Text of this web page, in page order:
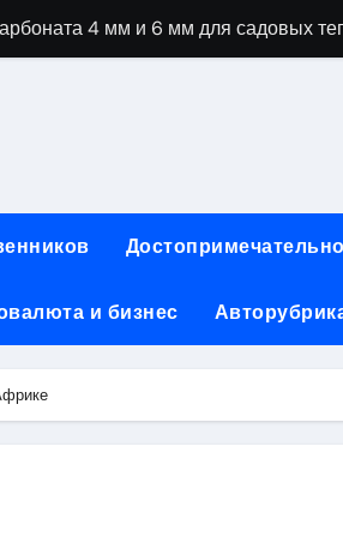
через интернет-
варианты использования и
и материалы для нейл-
и бизнес